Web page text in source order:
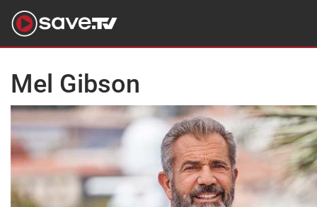
Mel Gibson